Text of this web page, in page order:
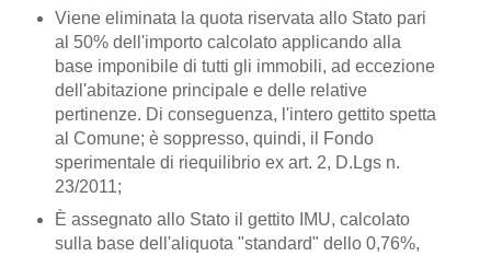
Viene eliminata la quota riservata allo Stato pari
al 50% dell'importo calcolato applicando alla
base imponibile di tutti gli immobili, ad eccezione
dell'abitazione principale e delle relative
pertinenze. Di conseguenza, l'intero gettito spetta
al Comune; è soppresso, quindi, il Fondo
sperimentale di riequilibrio ex art. 2, D.Lgs n.
23/2011;
È assegnato allo Stato il gettito IMU, calcolato
sulla base dell'aliquota "standard" dello 0,76%,